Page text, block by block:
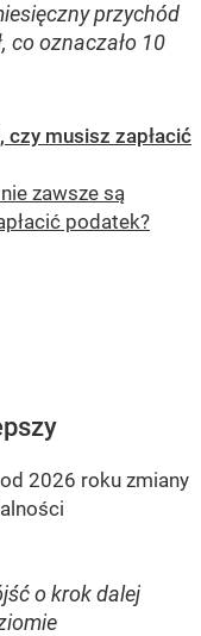
przychód
co oznaczało 10
czy musisz zapłacić
zawsze są
podatek?
2026 roku zmiany
o krok dalej